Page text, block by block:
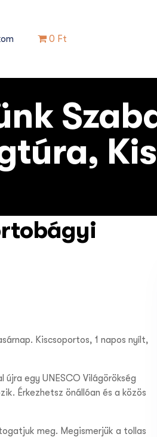
0 Ft
Kiscsoportos, 1 napos nyílt,
egy UNESCO Világörökség
Érkezhetsz önállóan és a közös
meg. Megismerjük a tollas